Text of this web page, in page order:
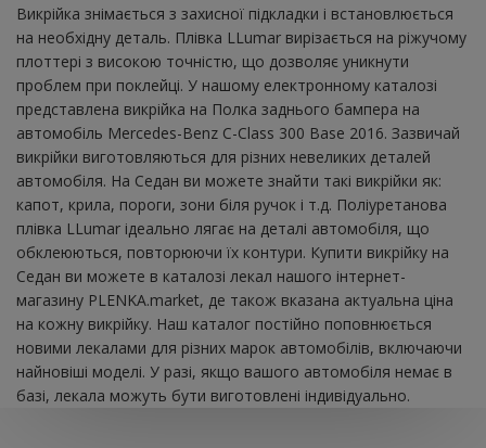
Викрійка знімається з захисної підкладки і встановлюється
на необхідну деталь. Плівка LLumar вирізається на ріжучому
плоттері з високою точністю, що дозволяє уникнути
проблем при поклейці. У нашому електронному каталозі
представлена ​​викрійка на Полка заднього бампера на
автомобіль Mercedes-Benz C-Class 300 Base 2016. Зазвичай
викрійки виготовляються для різних невеликих деталей
автомобіля. На Седан ви можете знайти такі викрійки як:
капот, крила, пороги, зони біля ручок і т.д. Поліуретанова
плівка LLumar ідеально лягає на деталі автомобіля, що
обклеюються, повторюючи їх контури. Купити викрійку на
Седан ви можете в каталозі лекал нашого інтернет-
магазину PLENKA.market, де також вказана актуальна ціна
на кожну викрійку. Наш каталог постійно поповнюється
новими лекалами для різних марок автомобілів, включаючи
найновіші моделі. У разі, якщо вашого автомобіля немає в
базі, лекала можуть бути виготовлені індивідуально.